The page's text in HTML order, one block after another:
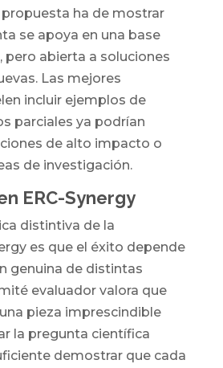
ha de mostrar
se apoya en una base
pero abierta a soluciones
Las mejores
incluir ejemplos de
parciales ya podrían
de alto impacto o
de investigación.
ERC-Synergy
distintiva de la
es que el éxito depende
genuina de distintas
evaluador valora que
pieza imprescindible
la pregunta científica
demostrar que cada